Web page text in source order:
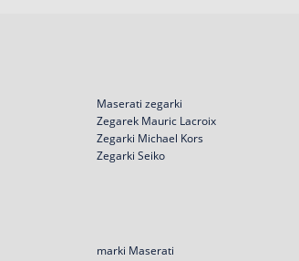
Maserati zegarki
Zegarek Mauric Lacroix
Zegarki Michael Kors
Zegarki Seiko
marki Maserati